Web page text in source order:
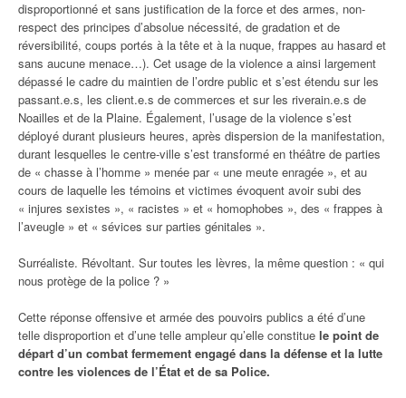
disproportionné et sans justification de la force et des armes, non-
respect des principes d’absolue nécessité, de gradation et de
réversibilité, coups portés à la tête et à la nuque, frappes au hasard et
sans aucune menace…). Cet usage de la violence a ainsi largement
dépassé le cadre du maintien de l’ordre public et s’est étendu sur les
passant.e.s, les client.e.s de commerces et sur les riverain.e.s de
Noailles et de la Plaine. Également, l’usage de la violence s’est
déployé durant plusieurs heures, après dispersion de la manifestation,
durant lesquelles le centre-ville s’est transformé en théâtre de parties
de « chasse à l’homme » menée par « une meute enragée », et au
cours de laquelle les témoins et victimes évoquent avoir subi des
« injures sexistes », « racistes » et « homophobes », des « frappes à
l’aveugle » et « sévices sur parties génitales ».
Surréaliste. Révoltant. Sur toutes les lèvres, la même question : « qui
nous protège de la police ? »
Cette réponse offensive et armée des pouvoirs publics a été d’une
telle disproportion et d’une telle ampleur qu’elle constitue le point de
départ d’un combat fermement engagé dans la défense et la lutte
contre les violences de l’État et de sa Police.